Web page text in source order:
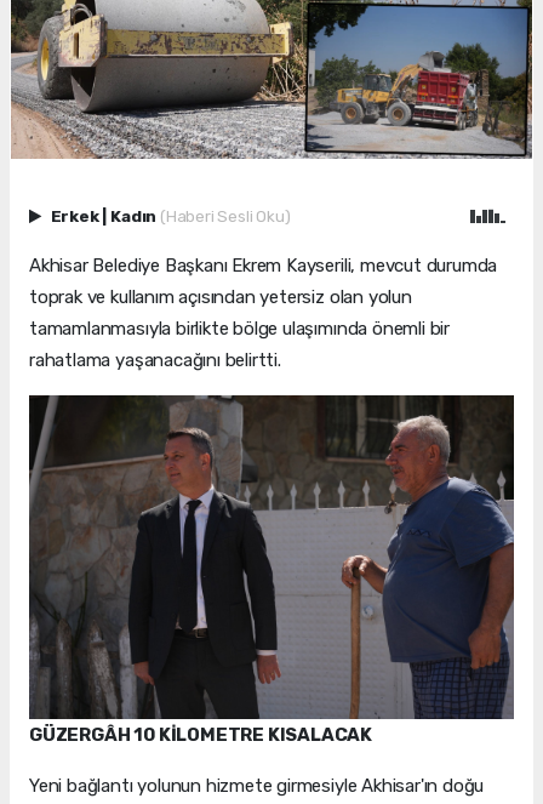
Erkek Kadın (Haberi Sesli Oku)
Akhisar Belediye Başkanı Ekrem Kayserili, mevcut durumda
toprak ve kullanım açısından yetersiz olan yolun
tamamlanmasıyla birlikte bölge ulaşımında önemli bir
rahatlama yaşanacağını belirtti.
GÜZERGÂH 10 KİLOMETRE KISALACAK
Yeni bağlantı yolunun hizmete girmesiyle Akhisar'ın doğu